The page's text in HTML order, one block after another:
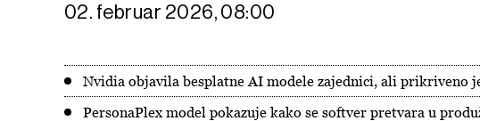
02. februar 2026, 08:00
Nvidia objavila besplatne AI modele zajednici, ali prikriveno
PersonaPlex model pokazuje kako se softver pretvara u